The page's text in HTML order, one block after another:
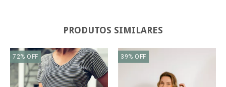
PRODUTOS SIMILARES
72% OFF 39% OFF